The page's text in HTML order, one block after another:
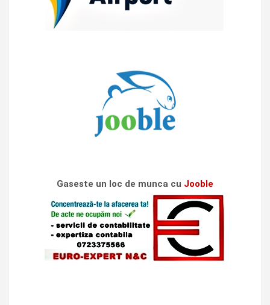
Gaseste un loc de munca cu Jooble